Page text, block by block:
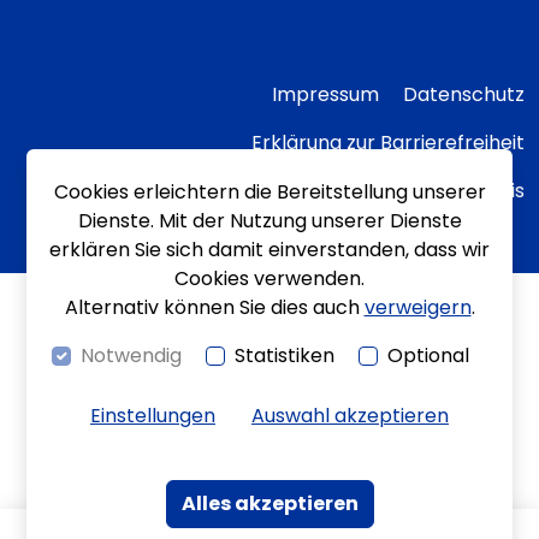
Impressum
Datenschutz
Erklärung zur Barrierefreiheit
Transparenzhinweis
Cookies erleichtern die Bereitstellung unserer
Dienste. Mit der Nutzung unserer Dienste
erklären Sie sich damit einverstanden, dass wir
Cookies verwenden.
Alternativ können Sie dies auchverweigern.
Notwendig
Statistiken Optional
Einstellungen Auswahl akzeptieren
Alles akzeptieren